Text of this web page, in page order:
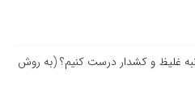
غلیظ و کشدار درست کنیم؟ (به روش